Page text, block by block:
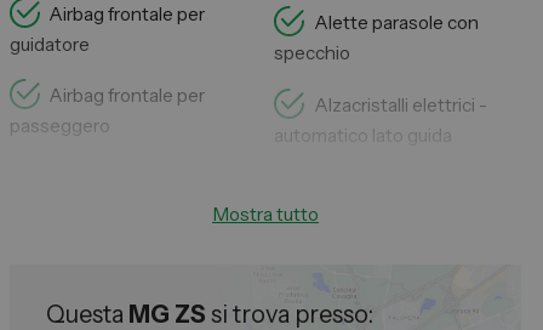
Airbag frontale per
guidatore
Airbag frontale per
passeggero
Alette parasole con
specchio
Alzacristalli elettrici -
automatico lato guida
Mostra tutto
Questa MG ZS si trova presso: